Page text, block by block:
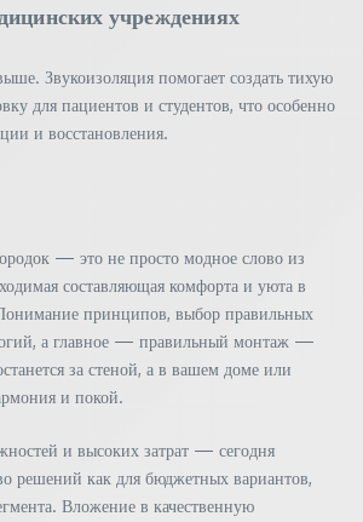
учреждениях
Звукоизоляция помогает создать тихую
для пациентов и студентов, что особенно
и восстановления.
— это не просто модное слово из
составляющая комфорта и уюта в
принципов, выбор правильных
а главное — правильный монтаж —
за стеной, а в вашем доме или
и покой.
и высоких затрат — сегодня
решений как для бюджетных вариантов,
Вложение в качественную